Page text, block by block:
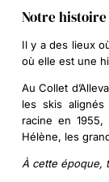
Notre
Il y a des lieux
où elle est une
Au Collet
les skis alignés
racine en 1955,
Hélène, les
À cette époque,